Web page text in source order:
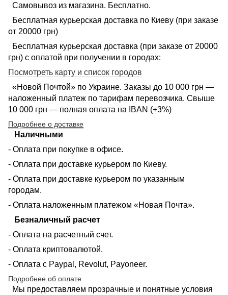
Самовывоз из магазина. Бесплатно.
Бесплатная курьерская доставка по Киеву (при заказе
от 20000 грн)
Бесплатная курьерская доставка (при заказе от 20000
грн) с оплатой при получении в городах:
Посмотреть карту и список городов
«Новой Почтой» по Украине. Заказы до 10 000 грн —
наложенный платеж по тарифам перевозчика. Свыше
10 000 грн — полная оплата на IBAN (+3%)
Подробнее о доставке
Наличными
- Оплата при покупке в офисе.
- Оплата при доставке курьером по Киеву.
- Оплата при доставке курьером по указанным
городам.
- Оплата наложенным платежом «Новая Почта».
Безналичный расчет
- Оплата на расчетный счет.
- Оплата криптовалютой.
- Оплата с Paypal, Revolut, Payoneer.
Подробнее об оплате
Мы предоставляем прозрачные и понятные условия